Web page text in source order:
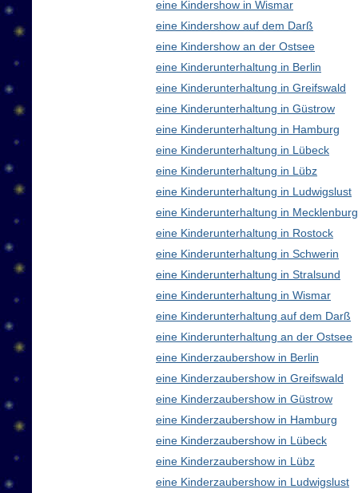
eine Kindershow in Wismar
eine Kindershow auf dem Darß
eine Kindershow an der Ostsee
eine Kinderunterhaltung in Berlin
eine Kinderunterhaltung in Greifswald
eine Kinderunterhaltung in Güstrow
eine Kinderunterhaltung in Hamburg
eine Kinderunterhaltung in Lübeck
eine Kinderunterhaltung in Lübz
eine Kinderunterhaltung in Ludwigslust
eine Kinderunterhaltung in
eine Kinderunterhaltung in Rostock
eine Kinderunterhaltung in Schwerin
eine Kinderunterhaltung in Stralsund
eine Kinderunterhaltung in Wismar
eine Kinderunterhaltung auf dem Darß
eine Kinderunterhaltung an der Ostsee
eine Kinderzaubershow in Berlin
eine Kinderzaubershow in Greifswald
eine Kinderzaubershow in Güstrow
eine Kinderzaubershow in Hamburg
eine Kinderzaubershow in Lübeck
eine Kinderzaubershow in Lübz
eine Kinderzaubershow in Ludwigslust